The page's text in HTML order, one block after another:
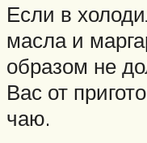
Если в
масла и
образом не
Вас от
чаю.